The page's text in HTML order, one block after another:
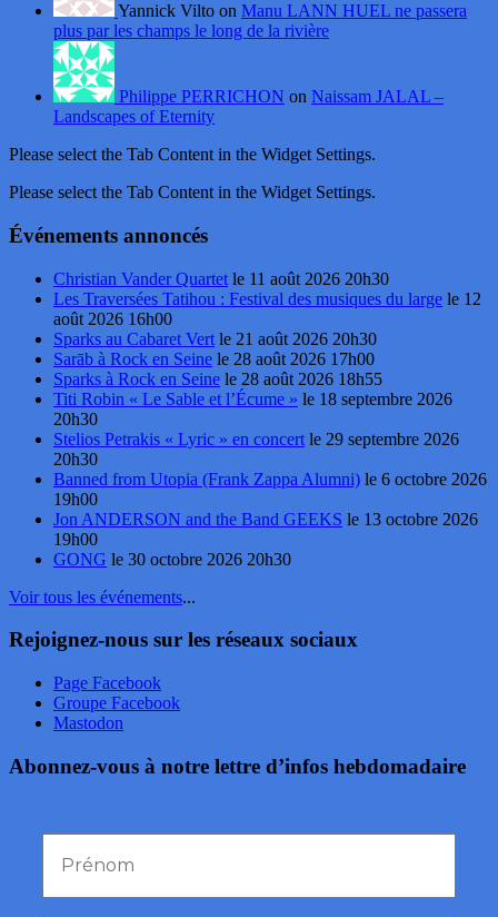
Yannick Vilto on Manu LANN HUEL ne passera
plus par les champs le long de la rivière
Philippe PERRICHON on Naissam JALAL –
Landscapes of Eternity
Please select the Tab Content in the Widget Settings.
Please select the Tab Content in the Widget Settings.
Événements annoncés
Christian Vander Quartet le 11 août 2026 20h30
Les Traversées Tatihou : Festival des musiques du large le 12
août 2026 16h00
Sparks au Cabaret Vert le 21 août 2026 20h30
Sarāb à Rock en Seine le 28 août 2026 17h00
Sparks à Rock en Seine le 28 août 2026 18h55
Titi Robin « Le Sable et l’Écume » le 18 septembre 2026
20h30
Stelios Petrakis « Lyric » en concert le 29 septembre 2026
20h30
Banned from Utopia (Frank Zappa Alumni) le 6 octobre 2026
19h00
Jon ANDERSON and the Band GEEKS le 13 octobre 2026
19h00
GONG le 30 octobre 2026 20h30
Voir tous les événements...
Rejoignez-nous sur les réseaux sociaux
Page Facebook
Groupe Facebook
Mastodon
Abonnez-vous à notre lettre d’infos hebdomadaire